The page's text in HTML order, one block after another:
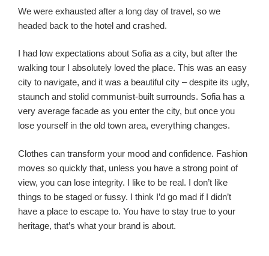
We were exhausted after a long day of travel, so we
headed back to the hotel and crashed.
I had low expectations about Sofia as a city, but after the
walking tour I absolutely loved the place. This was an easy
city to navigate, and it was a beautiful city – despite its ugly,
staunch and stolid communist-built surrounds. Sofia has a
very average facade as you enter the city, but once you
lose yourself in the old town area, everything changes.
Clothes can transform your mood and confidence. Fashion
moves so quickly that, unless you have a strong point of
view, you can lose integrity. I like to be real. I don’t like
things to be staged or fussy. I think I’d go mad if I didn’t
have a place to escape to. You have to stay true to your
heritage, that’s what your brand is about.